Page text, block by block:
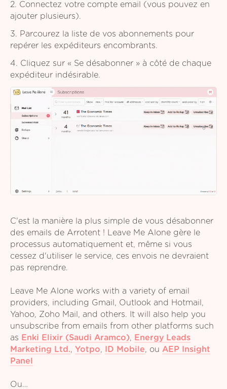
2. Connectez votre compte email (vous pouvez en
ajouter plusieurs).
3. Parcourez la liste de vos abonnements pour
repérer les expéditeurs encombrants.
4. Cliquez sur « Se désabonner » à côté de chaque
expéditeur indésirable.
C'est la manière la plus simple de vous désabonner
des emails de Arrotent ! Leave Me Alone gère le
processus automatiquement et, même si vous
cessez d'utiliser le service, ces envois ne devraient
pas reprendre.
Leave Me Alone works with a variety of email
providers, including Gmail, Outlook and Hotmail,
Yahoo, Zoho Mail, and others. It will also help you
unsubscribe from emails from other platforms such
as Enki Elixir (Saudi Aramco),
Energy Leads
Marketing Ltd., Yotpo, ID Mobile, ou AEP Insight
Panel
Ou…